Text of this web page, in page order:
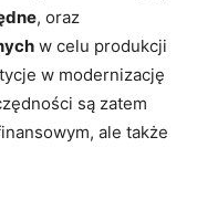
, oraz
w⁣ celu produkcji
‌w modernizację
są zatem
ale także⁢